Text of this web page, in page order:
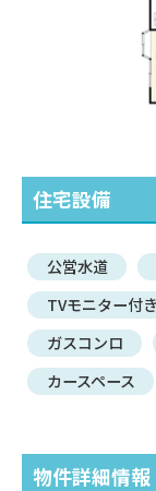
住宅設備
公営水道
TVモニター付
ガスコンロ
カースペース
物件詳細情報